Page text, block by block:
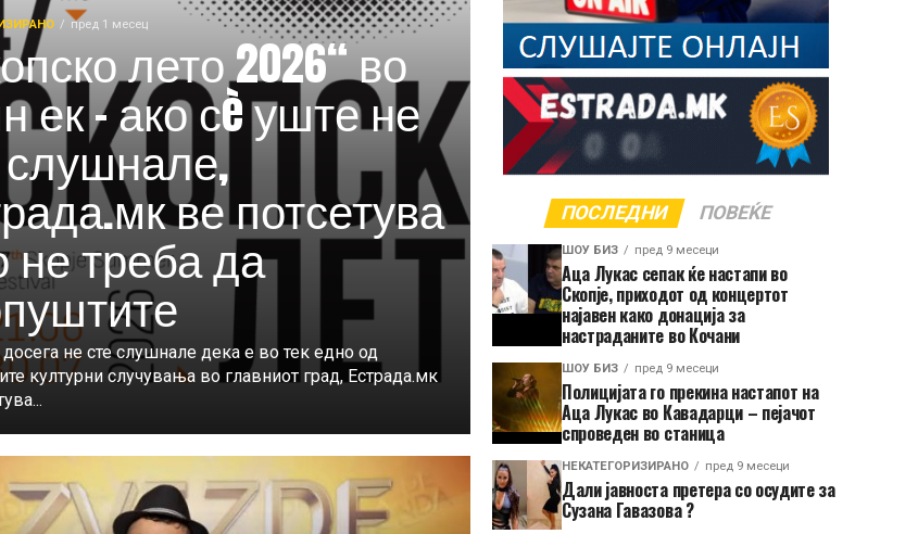
пред 1 месец
лето 2026“ во
ек – ако сè уште не
слушнале,
ве потсетува
не треба да
не сте слушнале дека е во тек едно од
културни случувања во главниот град, Естрада.мк
ПОСЛЕДНИ ПОВЕЌЕ
ШОУ БИЗ пред 9 месеци
Аца Лукас сепак ќе настапи во
Скопје, приходот од концертот
најавен како донација за
настраданите во Кочани
ШОУ БИЗ пред 9 месеци
Полицијата го прекина настапот на
Аца Лукас во Кавадарци – пејачот
спроведен во станица
НЕКАТЕГОРИЗИРАНО пред 9 месеци
Дали јавноста претера со осудите за
Сузана Гавазова ?